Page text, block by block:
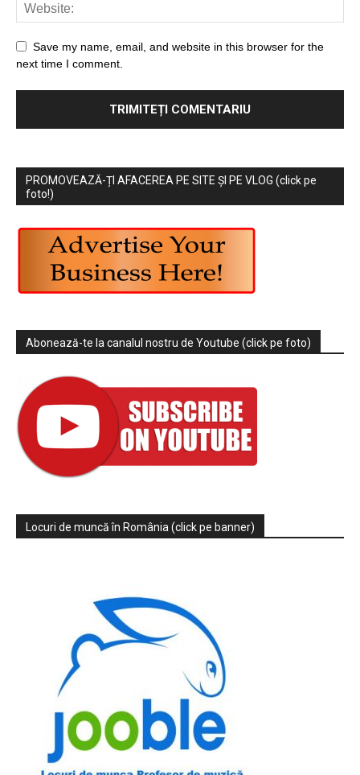
Save my name, email, and website in this browser for the
next time I comment.
PROMOVEAZĂ-ȚI AFACEREA PE SITE ȘI PE VLOG (click pe
foto!)
Abonează-te la canalul nostru de Youtube (click pe foto)
Locuri de muncă în România (click pe banner)